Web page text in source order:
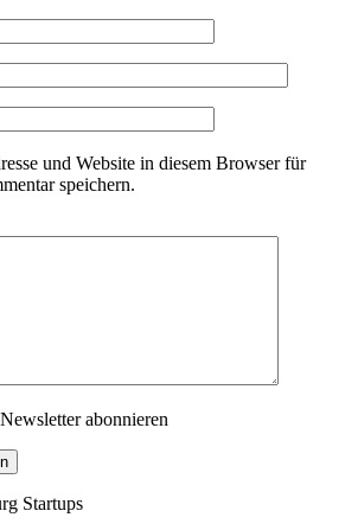
und Website in diesem Browser für
speichern.
abonnieren
Startups